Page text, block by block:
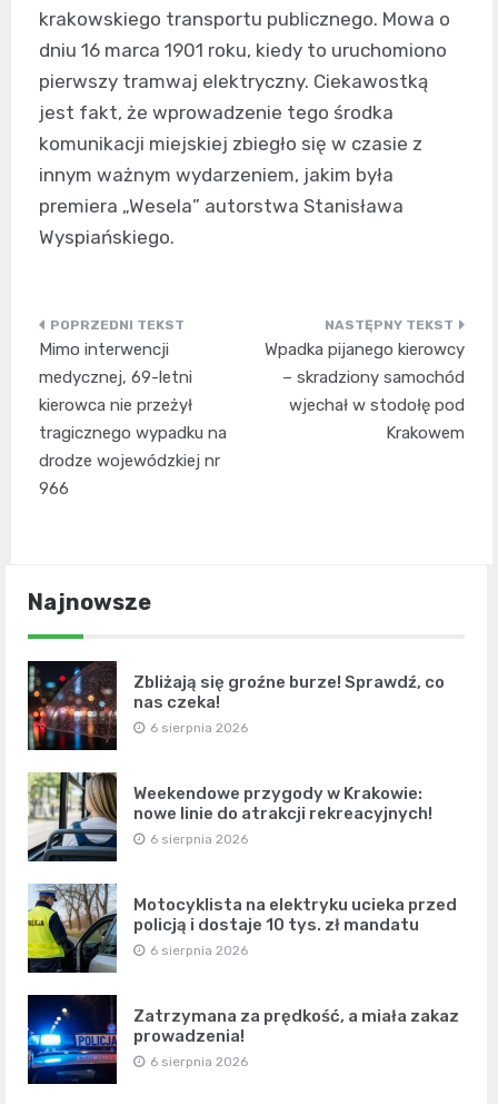
krakowskiego transportu publicznego. Mowa o
dniu 16 marca 1901 roku, kiedy to uruchomiono
pierwszy tramwaj elektryczny. Ciekawostką
jest fakt, że wprowadzenie tego środka
komunikacji miejskiej zbiegło się w czasie z
innym ważnym wydarzeniem, jakim była
premiera „Wesela” autorstwa Stanisława
Wyspiańskiego.
Nawigacja
wpisu
Mimo interwencji
medycznej, 69-letni
kierowca nie przeżył
tragicznego wypadku na
drodze wojewódzkiej nr
966
Wpadka pijanego kierowcy
– skradziony samochód
wjechał w stodołę pod
Krakowem
Najnowsze
Zbliżają się groźne burze! Sprawdź, co
nas czeka!
6 sierpnia 2026
Weekendowe przygody w Krakowie:
nowe linie do atrakcji rekreacyjnych!
6 sierpnia 2026
Motocyklista na elektryku ucieka przed
policją i dostaje 10 tys. zł mandatu
6 sierpnia 2026
Zatrzymana za prędkość, a miała zakaz
prowadzenia!
6 sierpnia 2026